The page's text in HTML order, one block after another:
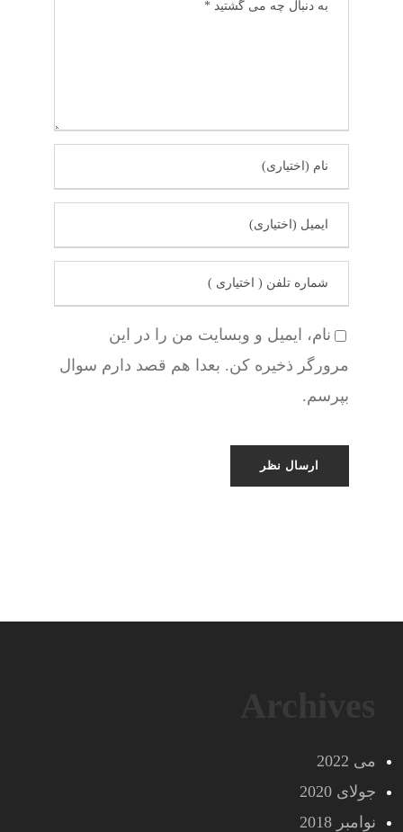
نام، ایمیل و وبسایت من را در این
مرورگر ذخیره کن. بعدا هم قصد دارم سوال
بپرسم.
می 2022
جولای 2020
نوامبر 2018